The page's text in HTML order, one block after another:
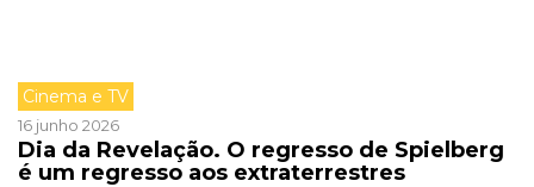
Cinema e TV
16 junho 2026
Dia da Revelação. O regresso de Spielberg
é um regresso aos extraterrestres